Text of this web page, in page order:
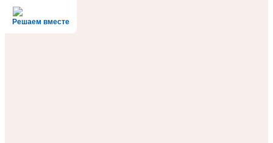
Решаем вместе